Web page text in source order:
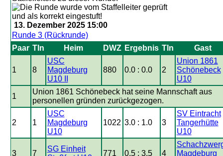
13. Dezember 2025 15:00
Runde 3 (Rückrunde)
Paar Tln Heim DWZ Ergebnis Tln Gast
1 8
USC
Magdeburg
U10 II
880 0.0 : 0.0 2
Union 1861
Schönebeck
U10
1
Union 1861 Schönebeck hat seine Mannschaft aus
personellen gründen zurückgezogen.
2 1
USC
Magdeburg
U10
1022 3.0 : 1.0 3
SV Eintracht
Tangerhütte
U10
3 7
SG Einheit
771 0.5 : 3.5 4
Magdeburg